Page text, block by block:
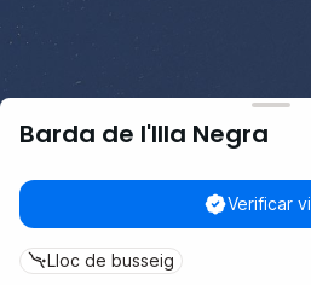
Barda de l'Illa Negra
Verificar
Lloc de busseig